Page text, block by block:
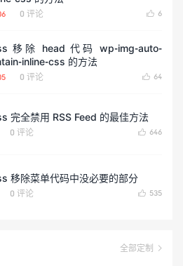
0 评论  6
移除 head 代码 wp-img-auto-
inline-css 的方法
0 评论  64
完全禁用 RSS Feed 的最佳方法
0 评论  646
移除菜单代码中没必要的部分
0 评论  535
全部定制 